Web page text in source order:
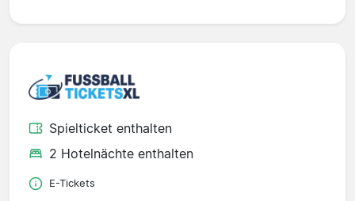
Spielticket enthalten
2 Hotelnächte enthalten
E-Tickets